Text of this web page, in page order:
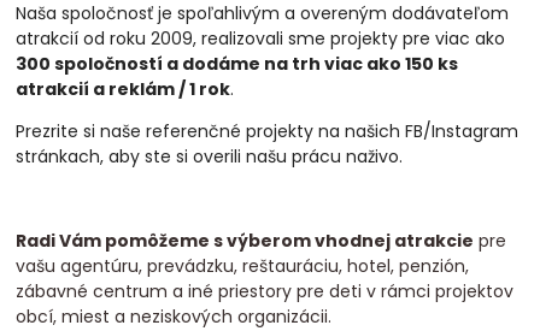
Naša spoločnosť je spoľahlivým a overeným dodávateľom
atrakcií od roku 2009, realizovalisme projekty pre viac ako
300 spoločností a dodáme na trh viac ako 150 ks
atrakcií a reklám / 1 rok.
Prezrite si naše referenčné projekty na našich FB/Instagram
stránkach, aby ste si overili našu prácu naživo.
Radi Vám pomôžeme s výberom vhodnej atrakcie pre
vašu agentúru, prevádzku, reštauráciu, hotel, penzión,
zábavné centrum a iné priestory pre deti v rámci projektov
obcí, miest a neziskových organizácii.